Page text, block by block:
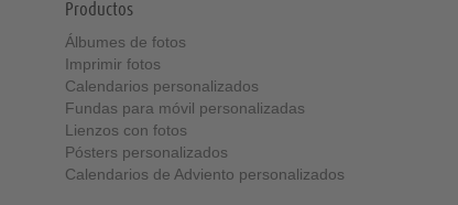
Productos
Álbumes de fotos
Imprimir fotos
Calendarios personalizados
Fundas para móvil personalizadas
Lienzos con fotos
Pósters personalizados
Calendarios de Adviento personalizados